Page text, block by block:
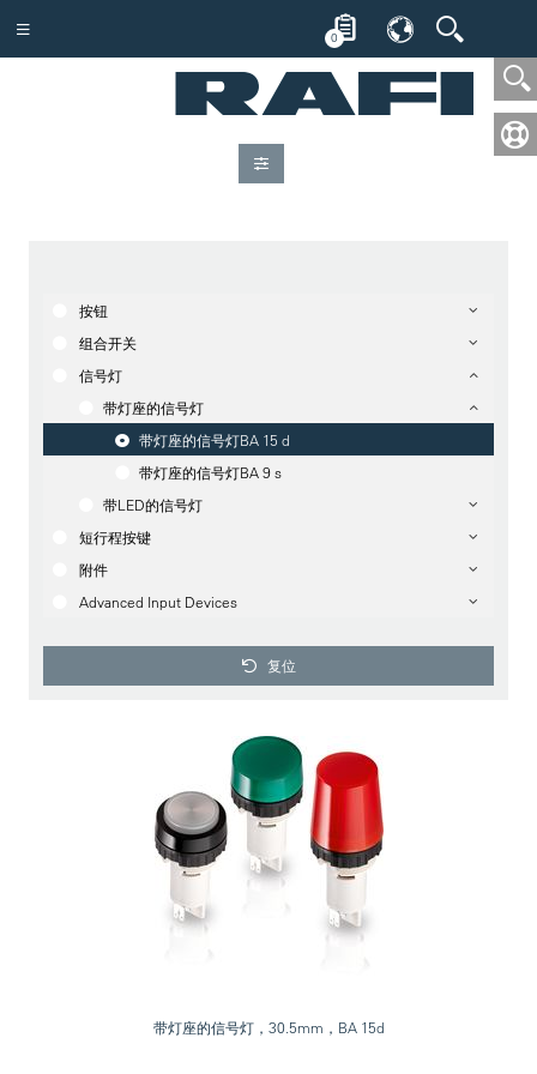
0
按钮
组合开关
信号灯
带灯座的信号灯
带灯座的信号灯BA 15 d
带灯座的信号灯BA 9 s
带LED的信号灯
短行程按键
附件
Advanced Input Devices
复位
带灯座的信号灯，30.5mm，BA 15d